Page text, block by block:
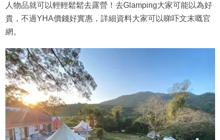
人物品就可以輕輕鬆鬆去露營！去Glamping大家可能以為好
貴，不過YHA價錢好實惠，詳細資料大家可以睇吓文末嘅官
網。